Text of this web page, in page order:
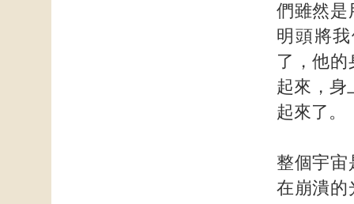
們雖然是
明頭將
了，他
起來，身
起來了。
整個宇宙
在崩潰的